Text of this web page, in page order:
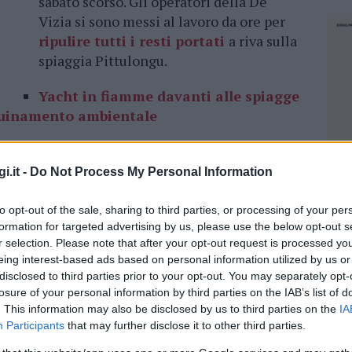
- Do Not Process My Personal Information
opt-out of the sale, sharing to third parties, or processing of your
for targeted advertising by us, please use the below opt-out
selection. Please note that after your opt-out request is processed
interest-based ads based on personal information utilized by us
to third parties prior to your opt-out. You may separately
of your personal information by third parties on the IAB’s list of
This information may also be disclosed by us to third parties on the
Participants that may further disclose it to other third parties.
Vizia si sono messi al lavoro da ore per
ripulire tutti i resti portati a riva sulla
spiaggia Pittulongu.
Yacht in fiamme davanti alle spiagge
ambientale
riva, che hanno scatenato nei bagnanti una
c’è stato inquinamento. Lo ha comunicato
dal capitano di vascello Gianluca
costante sui resti dell’imbarcazione e ha
ambientale, garantito dal tempestivo
dei Vigili del Fuoco.
di vista ambientale e il mare è
sia le immagini satellitari fornite
aerei effettuati dai nostri strumenti